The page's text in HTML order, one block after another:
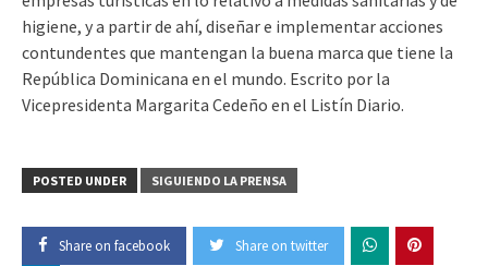
higiene, y a partir de ahí, diseñar e implemen­tar acciones
contundentes que mantengan la buena marca que tiene la
Repúbli­ca Dominicana en el mun­do. Escrito por la
Vicepresidenta Margarita Cedeño en el Listín Diario.
POSTED UNDER SIGUIENDO LA PRENSA
Share on facebook Share on twitter